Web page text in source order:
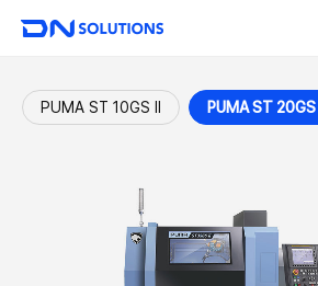
D
N
l
u PUMA ST 10GS II
PUMA ST 20GS II